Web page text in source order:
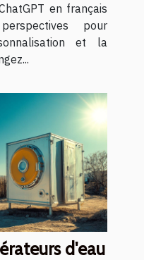
en français
pour
et la
d'eau